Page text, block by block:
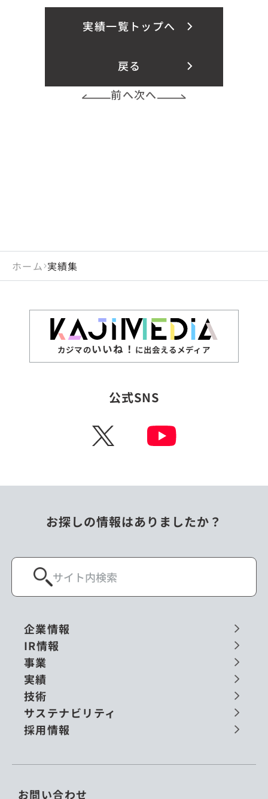
実績一覧トップへ
戻る
前へ次へ
ホーム 実績集
カジマのいいね！ に出会えるメディア
公式SNS
X
お探しの情報はありましたか？
企業情報
IR情報
事業
実績
技術
サステナビリティ
採用情報
お問い合わせ